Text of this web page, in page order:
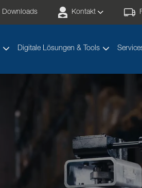
Downloads Kontakt
Digitale Lösungen & Tools